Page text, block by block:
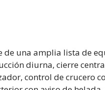
de una amplia lista de
diurna, cierre
control de crucero